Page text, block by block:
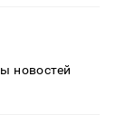
новостей